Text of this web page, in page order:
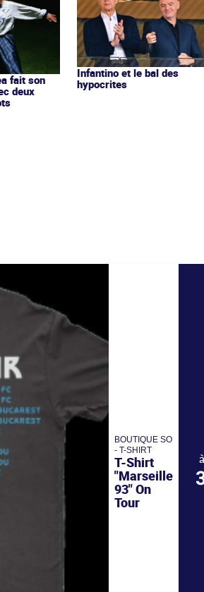
fait son
deux
Infantino et le bal des
hypocrites
BOUTIQUE SO
- T-SHIRT
T-Shirt
"Marseille
93" On
Tour